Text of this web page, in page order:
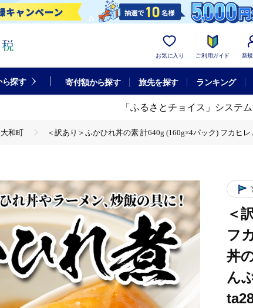
お気に入り ご利用ガイド 新
ら探す 寄付額から探す 旅先を探す ランキング
「ふるさとチョイス」システ
大和町
＜訳あり＞ふかひれ丼の素 計640g (160g×4パック) フカヒ
パック) フカヒレ ふかひれ ふかひれ煮 フカヒレ煮 ふかひれ丼の具 ふ
＜
フ
丼
ん